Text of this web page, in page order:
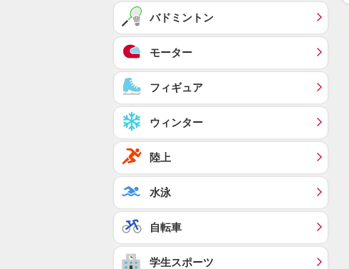
バドミントン
モーター
フィギュア
ウィンター
陸上
水泳
自転車
学生スポーツ